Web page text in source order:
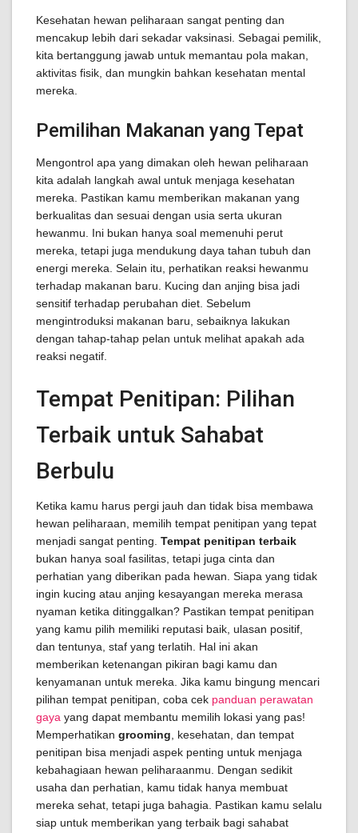
Kesehatan hewan peliharaan sangat penting dan
mencakup lebih dari sekadar vaksinasi. Sebagai pemilik,
kita bertanggung jawab untuk memantau pola makan,
aktivitas fisik, dan mungkin bahkan kesehatan mental
mereka.
Pemilihan Makanan yang Tepat
Mengontrol apa yang dimakan oleh hewan peliharaan
kita adalah langkah awal untuk menjaga kesehatan
mereka. Pastikan kamu memberikan makanan yang
berkualitas dan sesuai dengan usia serta ukuran
hewanmu. Ini bukan hanya soal memenuhi perut
mereka, tetapi juga mendukung daya tahan tubuh dan
energi mereka. Selain itu, perhatikan reaksi hewanmu
terhadap makanan baru. Kucing dan anjing bisa jadi
sensitif terhadap perubahan diet. Sebelum
mengintroduksi makanan baru, sebaiknya lakukan
dengan tahap-tahap pelan untuk melihat apakah ada
reaksi negatif.
Tempat Penitipan: Pilihan
Terbaik untuk Sahabat
Berbulu
Ketika kamu harus pergi jauh dan tidak bisa membawa
hewan peliharaan, memilih tempat penitipan yang tepat
menjadi sangat penting. Tempat penitipan terbaik
bukan hanya soal fasilitas, tetapi juga cinta dan
perhatian yang diberikan pada hewan. Siapa yang tidak
ingin kucing atau anjing kesayangan mereka merasa
nyaman ketika ditinggalkan? Pastikan tempat penitipan
yang kamu pilih memiliki reputasi baik, ulasan positif,
dan tentunya, staf yang terlatih. Hal ini akan
memberikan ketenangan pikiran bagi kamu dan
kenyamanan untuk mereka. Jika kamu bingung mencari
pilihan tempat penitipan, coba cek panduan perawatan
gaya yang dapat membantu memilih lokasi yang pas!
Memperhatikan grooming , kesehatan, dan tempat
penitipan bisa menjadi aspek penting untuk menjaga
kebahagiaan hewan peliharaanmu. Dengan sedikit
usaha dan perhatian, kamu tidak hanya membuat
mereka sehat, tetapi juga bahagia. Pastikan kamu selalu
siap untuk memberikan yang terbaik bagi sahabat